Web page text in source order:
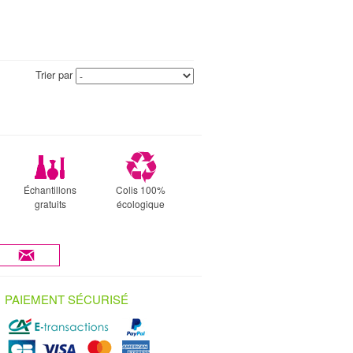
Trier par
Échantillons
gratuits
Colis 100%
écologique
PAIEMENT SÉCURISÉ